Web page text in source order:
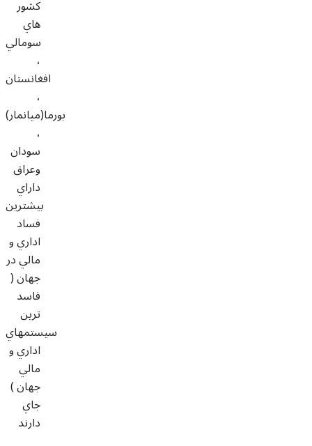
کشور
هاي
سومالي
،
افغانستان
،
بورما(ميانمار)
،
سودان
وعراق
داراي
بيشترين
فساد
اداري و
مالي در
جهان (
فاسد
ترين
سيستمهاي
اداري و
مالي
جهان )
جاي
دارند